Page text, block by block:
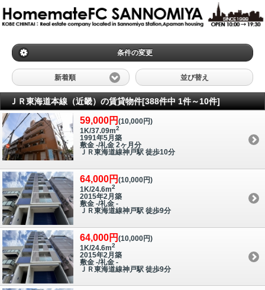
条件の変更
新着順 並び替え
ＪＲ東海道本線（近畿）の賃貸物件[388件中 1件～10件]
59,000円 (10,000円)
1K/37.09m2
1991年5月築
敷金 -/礼金 2ヶ月分
ＪＲ東海道線神戸駅 徒歩10分
64,000円 (10,000円)
1K/24.6m2
2015年2月築
敷金 -/礼金 -
ＪＲ東海道線神戸駅 徒歩9分
64,000円 (10,000円)
1K/24.6m2
2015年2月築
敷金 -/礼金 -
ＪＲ東海道線神戸駅 徒歩9分